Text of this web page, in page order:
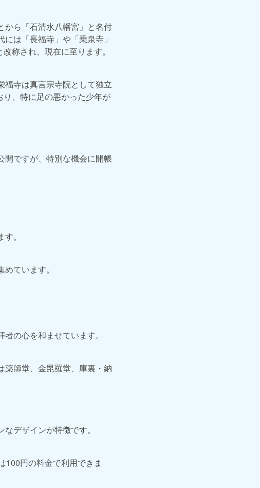
から「石清水八幡宮」と名付
は「長福寺」や「乗泉寺」
称され、現在に至ります。
福寺は真言宗寺院として独立
、特に足の悪かった少年が
開ですが、特別な機会に開帳
。
ています。
の心を和ませています。
薬師堂、金毘羅堂、庫裏・納
デザインが特徴です。
100円の料金で利用できま